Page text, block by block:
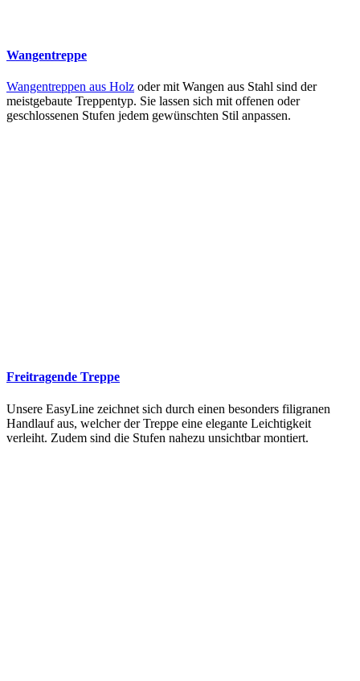
Wangentreppe
Wangentreppen aus Holz oder mit Wangen aus Stahl sind der
meistgebaute Treppentyp. Sie lassen sich mit offenen oder
geschlossenen Stufen jedem gewünschten Stil anpassen.
Freitragende Treppe
Unsere EasyLine zeichnet sich durch einen besonders filigranen
Handlauf aus, welcher der Treppe eine elegante Leichtigkeit
verleiht. Zudem sind die Stufen nahezu unsichtbar montiert.